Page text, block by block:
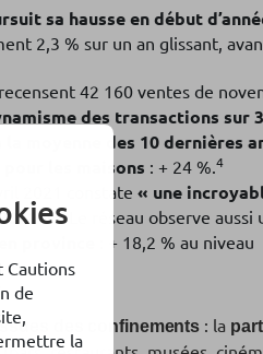
sa hausse en début
2,3 % sur un an glissant,
42 160 ventes de
des transactions sur 3
moyenne des 10 dernières
les maisons : + 24 %.4
2021 constate « une
»5. Le réseau observe aussi
: + 18,2 % au niveau
des confinements : la part
Cautions
de
la